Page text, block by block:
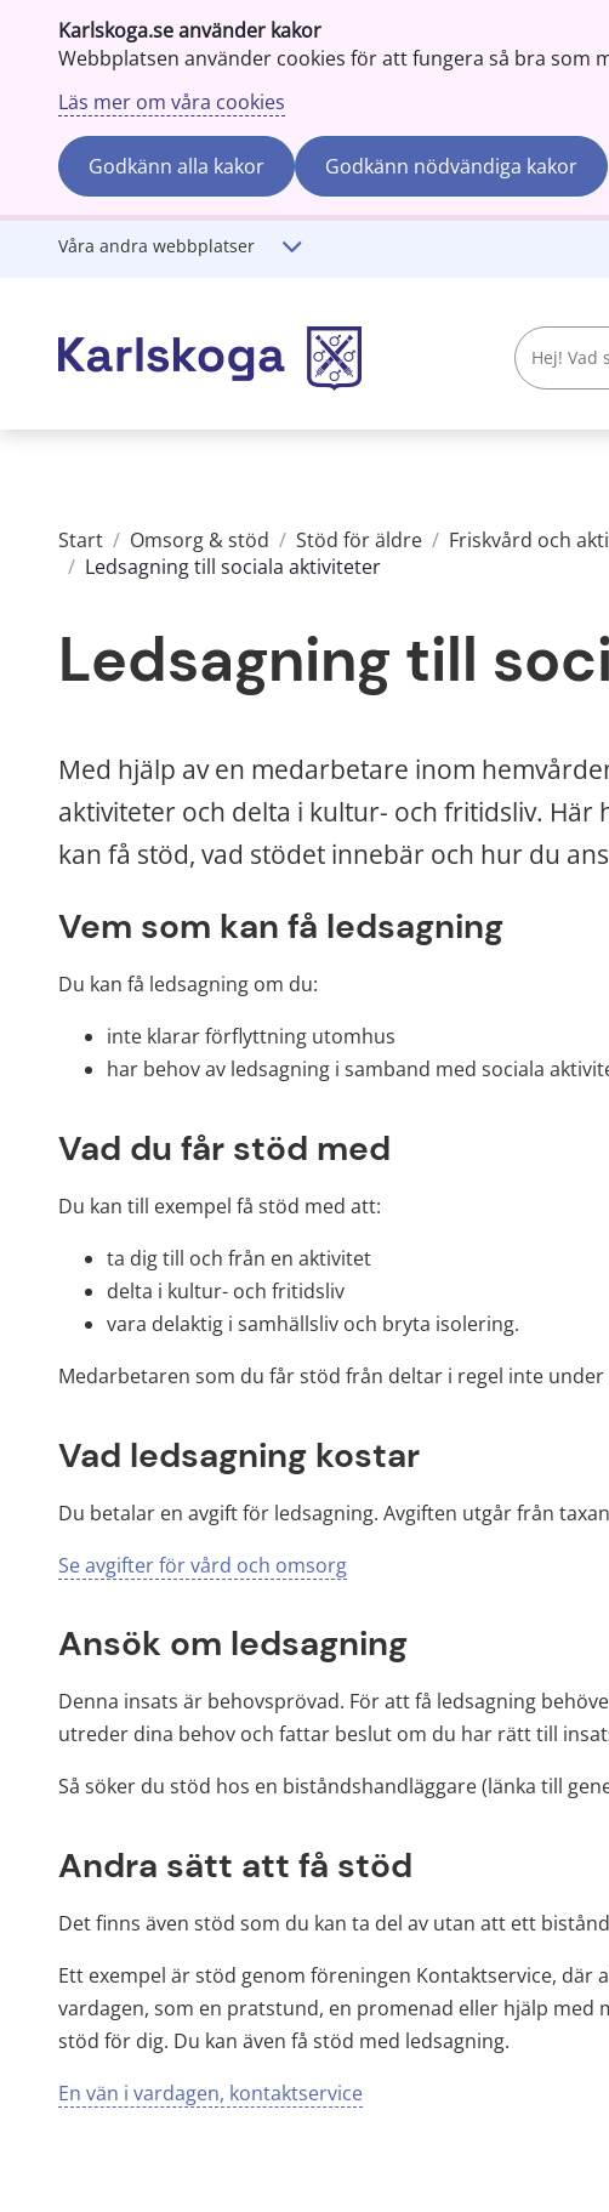
Karlskoga.se använder kakor
Webbplatsen använder cookies för att fungera så bra
Läs mer om våra cookies
Godkänn alla kakor Godkänn nödvändiga kakor
Gå till innehåll
Våra andra webbplatser
Start / Omsorg & stöd / Stöd för äldre / Friskvård och
/ Ledsagning till sociala aktiviteter
Ledsagning till
Med hjälp av en medarbetare inom
aktiviteter och delta i kultur- och fritidsliv.
kan få stöd, vad stödet innebär och hur du
Vem som kan få ledsagning
Du kan få ledsagning om du:
inte klarar förflyttning utomhus
har behov av ledsagning i samband med sociala
Vad du får stöd med
Du kan till exempel få stöd med att:
ta dig till och från en aktivitet
delta i kultur- och fritidsliv
vara delaktig i samhällsliv och bryta isolering.
Medarbetaren som du får stöd från deltar i regel inte
Vad ledsagning kostar
Du betalar en avgift för ledsagning. Avgiften utgår från
Se avgifter för vård och omsorg
Ansök om ledsagning
Denna insats är behovsprövad. För att få ledsagning
utreder dina behov och fattar beslut om du har rätt till
Så söker du stöd hos en biståndshandläggare (länka till
Andra sätt att få stöd
Det finns även stöd som du kan ta del av utan att ett
Ett exempel är stöd genom föreningen Kontaktservice, där
vardagen, som en pratstund, en promenad eller hjälp med
stöd för dig. Du kan även få stöd med ledsagning.
En vän i vardagen, kontaktservice